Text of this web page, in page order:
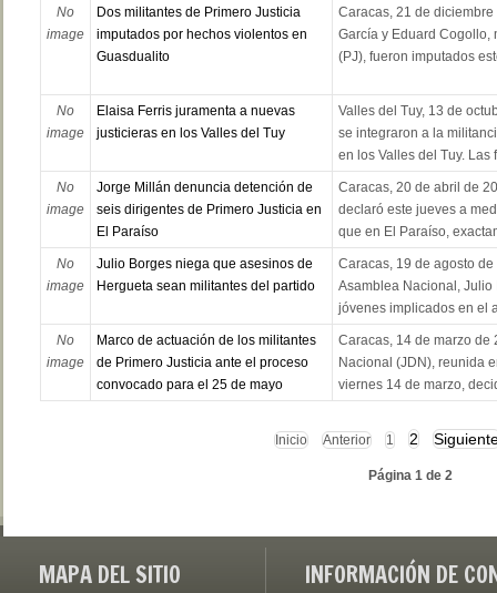
No
image
Dos militantes de Primero Justicia
imputados por hechos violentos en
Guasdualito
Caracas, 21 de
García y Eduard Cogollo,
(PJ), fueron imputados
No
image
Elaisa Ferris juramenta a nuevas
justicieras en los Valles del Tuy
Valles del Tuy, 13 de
se integraron a la
en los Valles del Tuy. Las
No
image
Jorge Millán denuncia detención de
seis dirigentes de Primero Justicia en
El Paraíso
Caracas, 20 de abril de
declaró este jueves a
que en El Paraíso,
No
image
Julio Borges niega que asesinos de
Hergueta sean militantes del partido
Caracas, 19 de agosto
Asamblea Nacional,
jóvenes implicados en el
No
image
Marco de actuación de los militantes
de Primero Justicia ante el proceso
convocado para el 25 de mayo
Caracas, 14 de marzo de
Nacional (JDN), reunida
viernes 14 de marzo,
Inicio Anterior 1 2
Página 1 de 2
MAPA DEL SITIO INFORMACIÓN DE